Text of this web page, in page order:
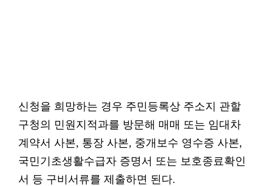
신청을 희망하는 경우 주민등록상 주소지 관할
구청의 민원지적과를 방문해 매매 또는 임대차
계약서 사본, 통장 사본, 중개보수 영수증 사본,
국민기초생활수급자 증명서 또는 보호종료확인
서 등 구비서류를 제출하면 된다.